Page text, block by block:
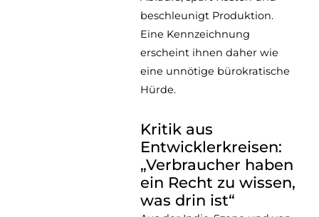
beschleunigt Produktion.
Eine Kennzeichnung
erscheint ihnen daher wie
eine unnötige bürokratische
Hürde.
Kritik aus
Entwicklerkreisen:
„Verbraucher haben
ein Recht zu wissen,
was drin ist“